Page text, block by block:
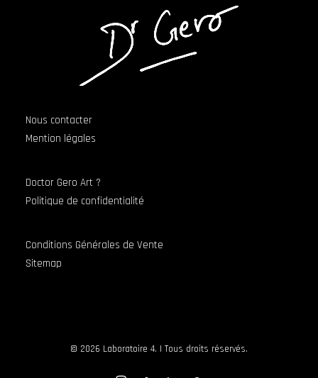
Nous contacter
Mention légales
Doctor Gero Art ?
Politique de confidentialité
Conditions Générales de Vente
Sitemap
© 2026 Laboratoire 4. | Tous droits réservés.